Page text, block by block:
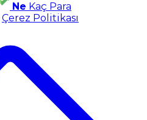
Ne Kaç Para
Çerez Politikası